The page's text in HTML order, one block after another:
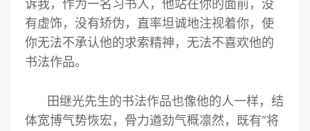
诉我，作为一名习书人，他站在你的面前，没
有虚饰，没有矫伪，直率坦诚地注视着你，使
你无法不承认他的求索精神，无法不喜欢他的
书法作品。
田继光先生的书法作品也像他的人一样，结
体宽博气势恢宏，骨力遒劲气概凛然，既有“将